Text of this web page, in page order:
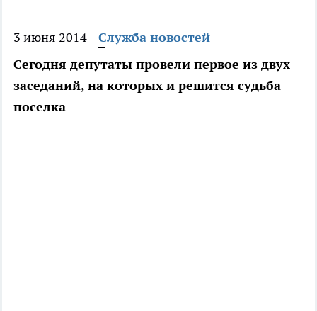
3 июня 2014
Служба новостей
Сегодня депутаты провели первое из двух
заседаний, на которых и решится судьба
поселка